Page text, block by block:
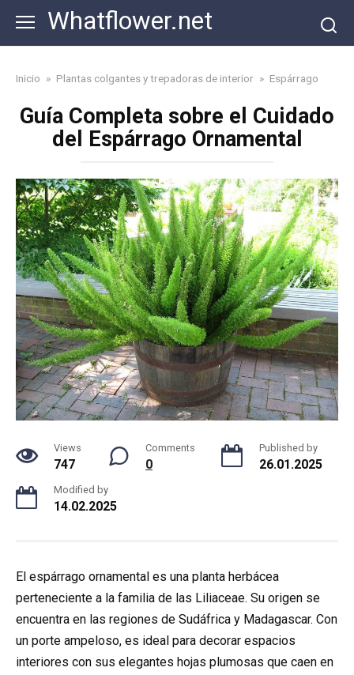
content
Whatflower.net
Inicio » Plantas colgantes y trepadoras de interior » Espárrago
Guía Completa sobre el Cuidado
del Espárrago Ornamental
Views
747
Comments
0
Published by
26.01.2025
Modified by
14.02.2025
El espárrago ornamental es una planta herbácea
perteneciente a la familia de las Liliaceae. Su origen se
encuentra en las regiones de Sudáfrica y Madagascar. Con
un porte ampeloso, es ideal para decorar espacios
interiores con sus elegantes hojas plumosas que caen en